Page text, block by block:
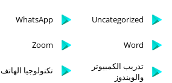
Uncategorized
WhatsApp
Word
Zoom
تدريب الكمبيوتر
والويندوز
تكنولوجيا الهاتف